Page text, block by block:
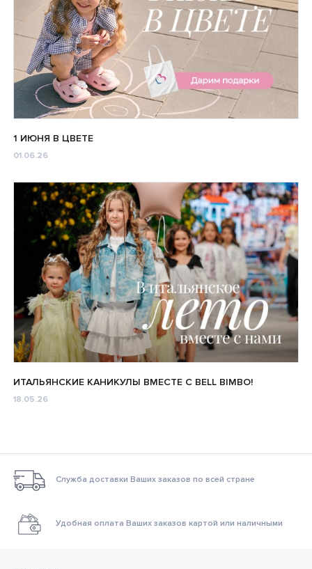
01.06.26
1 ИЮНЯ В ЦВЕТЕ
18.05.26
ИТАЛЬЯНСКИЕ КАНИКУЛЫ ВМЕСТЕ С BELL BIMBO!
Служба доставки Ваших заказов по всей стране
Удобная оплата Ваших заказов картой или наличными